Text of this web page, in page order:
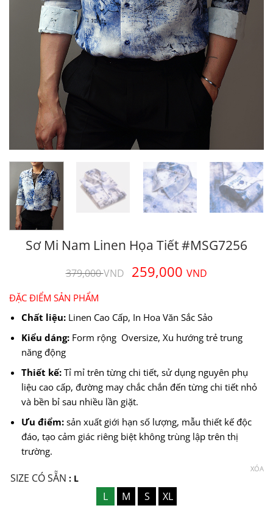
Sơ Mi Nam Linen Họa Tiết #MSG7256
379,000VND Giá
gốc
379,000 VND.
259,000VND
259,000
ĐẶC ĐIỂM SẢN PHẨM
Chất liệu:Linen Cao Cấp, In Hoa Văn Sắc Sảo
Kiểu dáng:Form rộng Oversize, Xu hướng trẻ trung
năng động
Thiết kế:Tỉ mỉ trên từng chi tiết, sử dụng nguyên phụ
liệu cao cấp, đường may chắc chắn đến từng chi tiết nhỏ
và bền bỉ sau nhiều lần giặt.
Ưu điểm:sản xuất giới hạn số lượng, mẫu thiết kế độc
đáo, tạo cảm giác riêng biệt không trùng lập trên thị
trường.
SIZE CÓ SẴN : L
L M S XL
XÓA